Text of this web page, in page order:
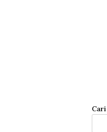
Cari